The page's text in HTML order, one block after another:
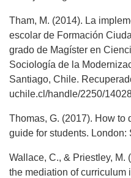
Tham, M. (2014). La
escolar de Formación
grado de Magíster en
Sociología de la
Santiago, Chile.
uchile.cl/handle/2250/
Thomas, G. (2017). How to
guide for students. London:
Wallace, C., & Priestley, M.
the mediation of curriculum